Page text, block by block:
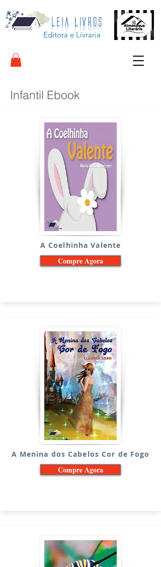
Editora e Livraria
Infantil Ebook
A Coelhinha Valente
Compre Agora
A Menina dos Cabelos Cor de Fogo
Compre Agora